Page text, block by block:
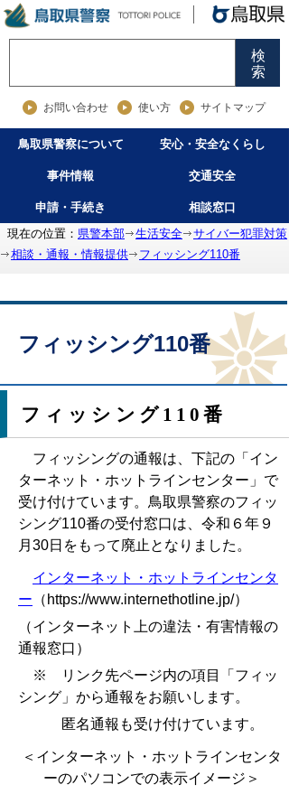
検
索
お問い合わせ 使い方 サイトマップ
鳥取県警察について 安心・安全なくらし
事件情報 交通安全
申請・手続き
相談窓口
現在の位置： 県警本部 生活安全
サイバー犯罪対策
相談・通報・情報提供
フィッシング110番
フィッシング110番
フィッシング110番
フィッシングの通報は、下記の「イン
ターネット・ホットラインセンター」で
受け付けています。鳥取県警察のフィッ
シング110番の受付窓口は、令和６年９
月30日をもって廃止となりました。
インターネット・ホットラインセンタ
ー （https://www.internethotline.jp/）
（インターネット上の違法・有害情報の
通報窓口）
※ リンク先ページ内の項目「フィッ
シング」から通報をお願いします。
匿名通報も受け付けています。
＜インターネット・ホットラインセンタ
ーのパソコンでの表示イメージ＞